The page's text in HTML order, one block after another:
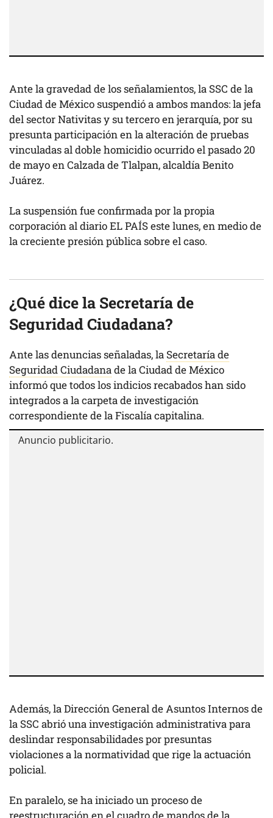
Ante la gravedad de los señalamientos, la SSC de la
Ciudad de México suspendió a ambos mandos: la jefa
del sector Nativitas y su tercero en jerarquía, por su
presunta participación en la alteración de pruebas
vinculadas al doble homicidio ocurrido el pasado 20
de mayo en Calzada de Tlalpan, alcaldía Benito
Juárez.
La suspensión fue confirmada por la propia
corporación al diario EL PAÍS este lunes, en medio de
la creciente presión pública sobre el caso.
¿Qué dice la Secretaría de
Seguridad Ciudadana?
Ante las denuncias señaladas, la Secretaría de
Seguridad Ciudadanade la Ciudad de México
informó que todos los indicios recabados han sido
integrados a la carpeta de investigación
correspondiente de la Fiscalía capitalina.
Además, la Dirección General de Asuntos Internos de
la SSC abrió una investigación administrativa para
deslindar responsabilidades por presuntas
violaciones a la normatividad que rige la actuación
policial.
En paralelo, se ha iniciado un proceso de